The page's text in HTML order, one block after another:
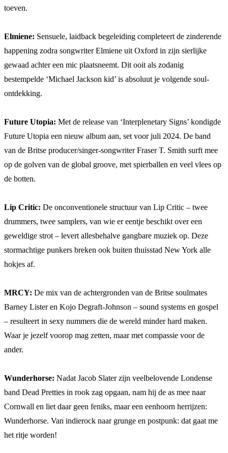
toeven.
Elmiene: Sensuele, laidback begeleiding completeert de zinderende
happening zodra songwriter Elmiene uit Oxford in zijn sierlijke
gewaad achter een mic plaatsneemt. Dit ooit als zodanig
bestempelde ‘Michael Jackson kid’ is absoluut je volgende soul-
ontdekking.
Future Utopia: Met de release van ‘Interplenetary Signs’ kondigde
Future Utopia een nieuw album aan, set voor juli 2024. De band
van de Britse producer/singer-songwriter Fraser T. Smith surft mee
op de golven van de global groove, met spierballen en veel vlees op
de botten.
Lip Critic: De onconventionele structuur van Lip Critic – twee
drummers, twee samplers, van wie er eentje beschikt over een
geweldige strot – levert allesbehalve gangbare muziek op. Deze
stormachtige punkers breken ook buiten thuisstad New York alle
hokjes af.
MRCY: De mix van de achtergronden van de Britse soulmates
Barney Lister en Kojo Degraft-Johnson – sound systems en gospel
– resulteert in sexy nummers die de wereld minder hard maken.
Waar je jezelf voorop mag zetten, maar met compassie voor de
ander.
Wunderhorse: Nadat Jacob Slater zijn veelbelovende Londense
band Dead Pretties in rook zag opgaan, nam hij de as mee naar
Cornwall en liet daar geen feniks, maar een eenhoorn herrijzen:
Wunderhorse. Van indierock naar grunge en postpunk: dat gaat me
het ritje worden!